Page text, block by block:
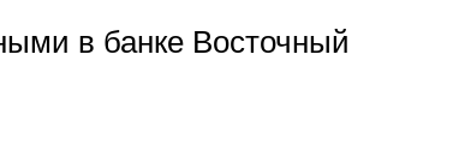
в банке Восточный